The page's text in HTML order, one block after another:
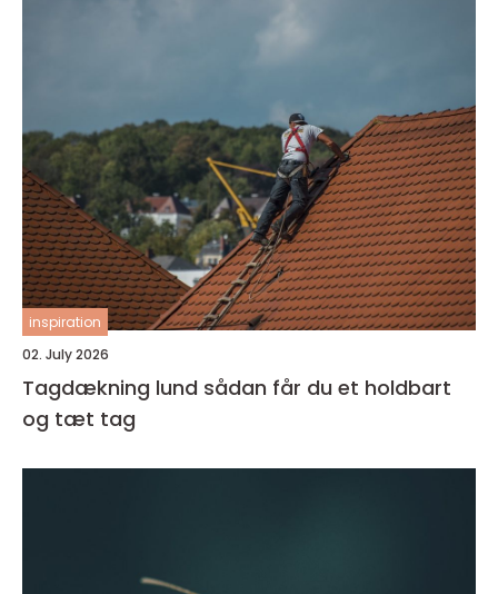
inspiration
02. July 2026
Tagdækning lund sådan får du et holdbart
og tæt tag